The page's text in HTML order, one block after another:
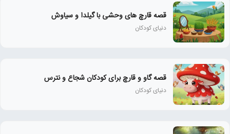
قصه قارچ های وحشی با گیلدا و سیاوش
دنیای کودکان
قصه گاو و قارچ برای کودکان شجاع و نترس
دنیای کودکان